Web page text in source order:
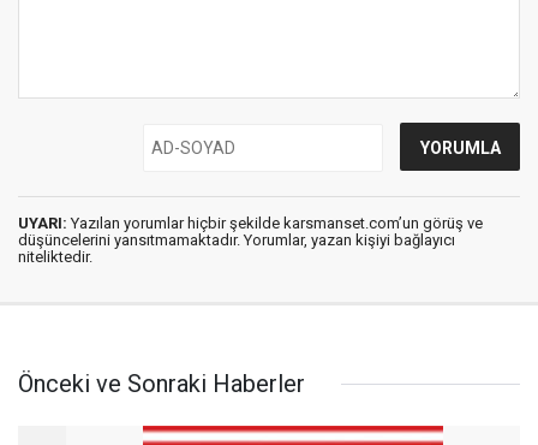
UYARI: Yazılan yorumlar hiçbir şekilde karsmanset.com’un görüş ve
düşüncelerini yansıtmamaktadır. Yorumlar, yazan kişiyi bağlayıcı
niteliktedir.
Önceki ve Sonraki Haberler